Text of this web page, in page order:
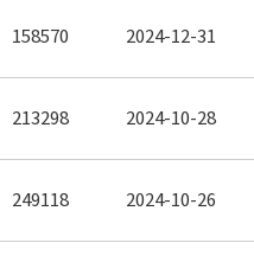
158570 2024-12-31
213298 2024-10-28
249118 2024-10-26